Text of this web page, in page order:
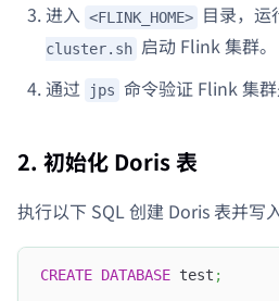
进入 <FLINK_HOME> 目录，运
cluster.sh 启动 Flink 集群。
通过
jps 命令验证 Flink 集群
2. 初始化 Doris 表
执行以下 SQL 创建 Doris 表并写
CREATE DATABASE test ;